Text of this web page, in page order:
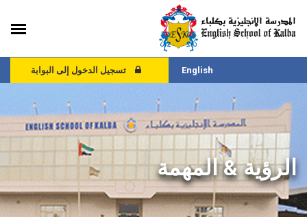
English تسجيل الدخول إلى البوابة
الرؤية & المهمة